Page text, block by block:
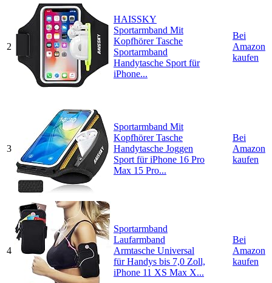
2
HAISSKY
Sportarmband Mit
Kopfhörer Tasche
Sportarmband
Handytasche Sport für
iPhone...
Bei
Amazon
kaufen
3
Sportarmband Mit
Kopfhörer Tasche
Handytasche Joggen
Sport für iPhone 16 Pro
Max 15 Pro...
Bei
Amazon
kaufen
4
Sportarmband
Laufarmband
Armtasche Universal
für Handys bis 7,0 Zoll,
iPhone 11 XS Max X...
Bei
Amazon
kaufen